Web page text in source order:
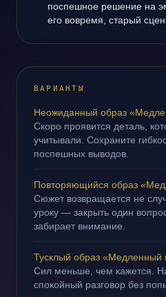
поспешное решение на
его вовремя, старый
ВАРИАНТЫ
Неожиданный образ
Скоро проявится деталь,
учитывали. Сохраните
поспешных выводов.
Повторяющийся образ
Сюжет возвращается не
уроку — закрыть один
забирает внимание.
Тусклый образ «Медленный
Сил меньше, чем кажется.
спокойный разговор без